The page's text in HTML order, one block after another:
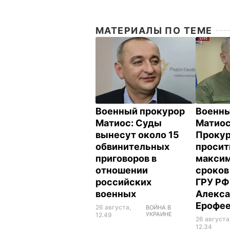
МАТЕРИАЛЫ ПО ТЕМЕ
Военный прокурор
Матиос: Суды
вынесут около 15
обвинительных
приговоров в
отношении
российских
военных
26 августа,
12.49
ВОЙНА В
УКРАИНЕ
ГРУ РФ
26
12.34